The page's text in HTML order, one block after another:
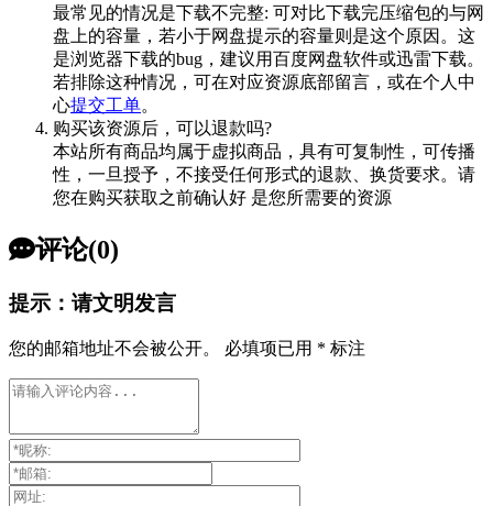
最常见的情况是下载不完整: 可对比下载完压缩包的与网
盘上的容量，若小于网盘提示的容量则是这个原因。这
是浏览器下载的bug，建议用百度网盘软件或迅雷下载。
若排除这种情况，可在对应资源底部留言，或在个人中
心提交工单。
购买该资源后，可以退款吗?
本站所有商品均属于虚拟商品，具有可复制性，可传播
性，一旦授予，不接受任何形式的退款、换货要求。请
您在购买获取之前确认好 是您所需要的资源
评论(0)
提示：请文明发言
您的邮箱地址不会被公开。 必填项已用 * 标注